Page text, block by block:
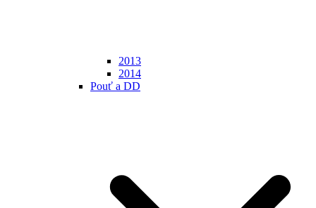
2013
2014
Pouť a DD